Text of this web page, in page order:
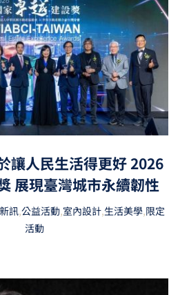
讓人民生活得更好 2026
展現臺灣城市永續韌性
訊,公益活動,室內設計,生活美學,限定
活動